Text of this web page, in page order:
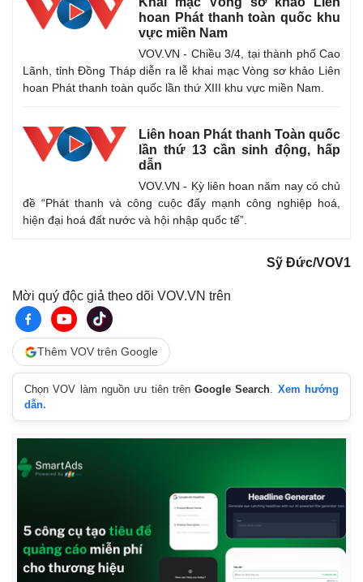
Tỷ giá
hoan Phát thanh toàn quốc khu
vực miền Nam
VOV.VN - Chiều 3/4, tại thành phố Cao
Lãnh, tỉnh Đồng Tháp diễn ra lễ khai mạc Vòng sơ khảo Liên
hoan Phát thanh toàn quốc lần thứ XIII khu vực miền Nam.
Liên hoan Phát thanh Toàn quốc
lần thứ 13 cần sinh động, hấp
dẫn
VOV.VN - Kỳ liên hoan năm nay có chủ
đề “Phát thanh và công cuộc đẩy mạnh công nghiệp hoá,
hiện đại hoá đất nước và hội nhập quốc tế”.
Sỹ Đức/VOV1
Mời quý độc giả theo dõi VOV.VN trên
Thêm VOV trên Google
Chọn VOV làm nguồn ưu tiên trênGoogle Search. Xem hướng
dẫn.